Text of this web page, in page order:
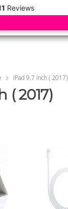
Reviews
iPad 9.7 inch ( 2017)
( 2017)